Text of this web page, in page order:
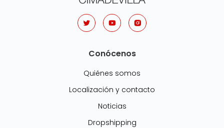
Conócenos
Quiénes somos
Localización y contacto
Noticias
Dropshipping